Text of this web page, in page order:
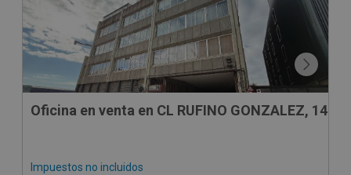
Oficina en venta en CL RUFINO GONZALEZ, 14
Impuestos no incluidos